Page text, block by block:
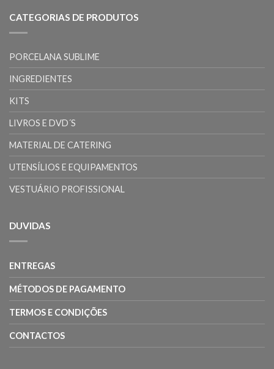
CATEGORIAS DE PRODUTOS
PORCELANA SUBLIME
INGREDIENTES
KITS
LIVROS E DVD´S
MATERIAL DE CATERING
UTENSÍLIOS E EQUIPAMENTOS
VESTUÁRIO PROFISSIONAL
DUVIDAS
ENTREGAS
MÉTODOS DE PAGAMENTO
TERMOS E CONDIÇÕES
CONTACTOS